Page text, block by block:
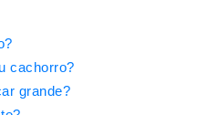
cachorro?
grande?